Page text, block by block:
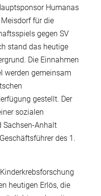
Humanas
für die
gegen SV
stand das heutige
Die Einnahmen
werden gemeinsam
gestellt. Der
sozialen
Sachsen-Anhalt
des 1.
heutigen Erlös, die